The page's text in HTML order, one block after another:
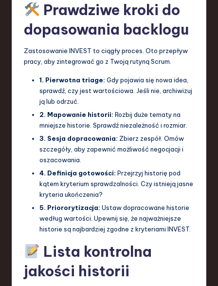
Prawdziwe kroki do
dopasowania backlogu
Zastosowanie INVEST to ciągły proces. Oto przepływ
pracy, aby zintegrować go z Twoją rutyną Scrum.
1. Pierwotna triage: Gdy pojawia się nowa idea,
sprawdź, czy jest wartościowa. Jeśli nie, archiwizuj
ją lub odrzuć.
2. Mapowanie historii: Rozbij duże tematy na
mniejsze historie. Sprawdź niezależność i rozmiar.
3. Sesja dopracowania: Zbierz zespół. Omów
szczegóły, aby zapewnić możliwość negocjacji i
oszacowania.
4. Definicja gotowości: Przejrzyj historię pod
kątem kryterium sprawdzalności. Czy istnieją jasne
kryteria ukończenia?
5. Priororytizacja: Ustaw dopracowane historie
według wartości. Upewnij się, że najważniejsze
historie są najbardziej zgodne z kryteriami INVEST.
Lista kontrolna
jakości historii